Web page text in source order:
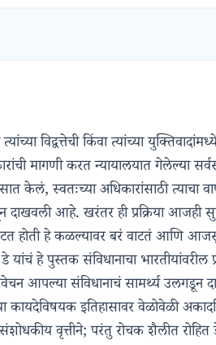
विद्वत्तेची किंवा त्यांच्या
मागणी करत न्यायालयात गेलेल्या
स्वतःच्या अधिकारांसाठी त्याचा
दाखवली आहे. खरंतर ही प्रक्रिया
होती हे कळल्यावर बरं वाटतं आणि
डे यांचं हे पुस्तक संविधानाचा
आपल्या संविधानाचं सामर्थ्य
इतिहासावर वेळोवेळी
वृत्तीने; परंतु रोचक शैलीत